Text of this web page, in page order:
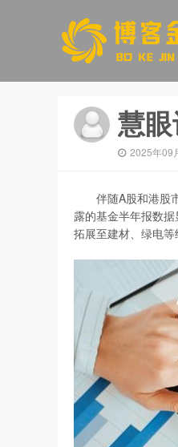
慧
2025年09
伴随A股和港股市
露的基金半年报数
拓展至建材、绿电